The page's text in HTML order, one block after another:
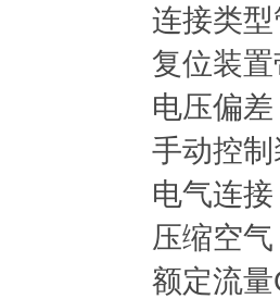
连接类
复位装
电压偏
手动控
电气连
压缩空
额定流